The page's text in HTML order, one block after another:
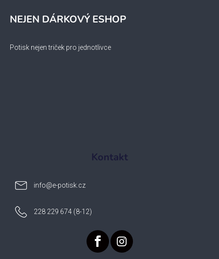
NEJEN DÁRKOVÝ ESHOP
Potisk nejen triček pro jednotlivce
Kontakt
info@e-potisk.cz
228 229 674 (8-12)